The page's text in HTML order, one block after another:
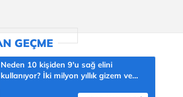
Neden 10 kişiden 9'u sağ elini
kullanıyor? İki milyon yıllık gizem ve